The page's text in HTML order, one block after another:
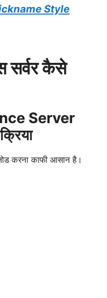
Style
सर्वर कैसे
Server
करना काफी आसान है।